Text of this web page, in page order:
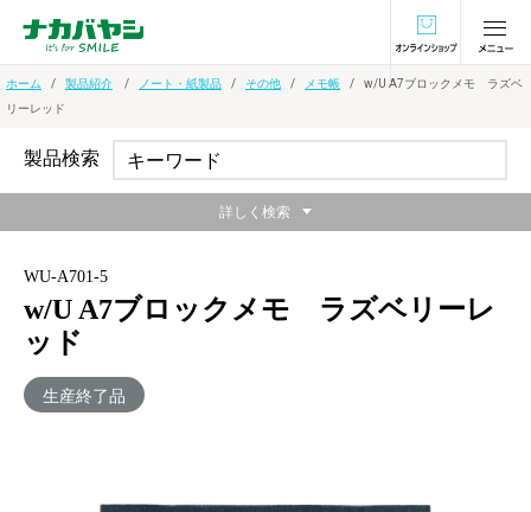
オンラインショ
ホーム 製品紹介 ノート・紙製品 その他 メモ帳
w/U A7ブロックメモ ラズベ
リーレッド
WU-A701-5
w/U A7ブロックメモ ラズベリーレ
ッド
生産終了品
製品検索
詳しく検索